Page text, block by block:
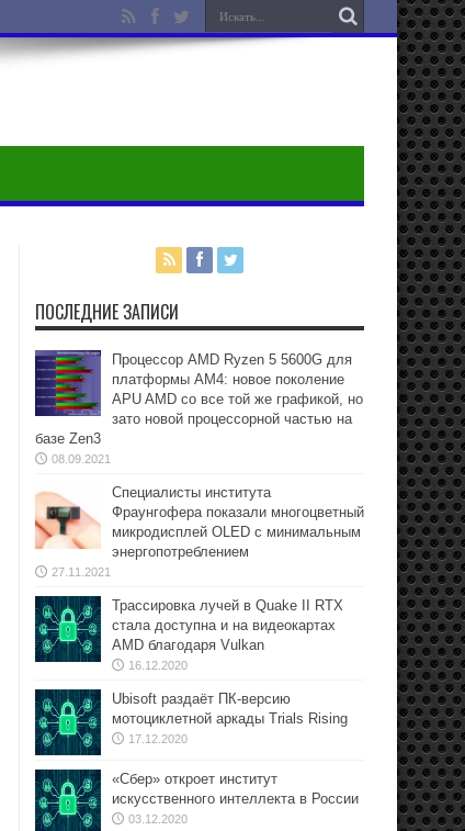
ПОСЛЕДНИЕ ЗАПИСИ
Процессор AMD Ryzen 5 5600G для
платформы АМ4: новое поколение
APU AMD со все той же графикой, но
зато новой процессорной частью на
базе Zen3
08.09.2021
Специалисты института
Фраунгофера показали многоцветный
микродисплей OLED с минимальным
энергопотреблением
27.11.2021
Трассировка лучей в Quake II RTX
стала доступна и на видеокартах
AMD благодаря Vulkan
16.12.2020
Ubisoft раздаёт ПК-версию
мотоциклетной аркады Trials Rising
17.12.2020
«Сбер» откроет институт
искусственного интеллекта в России
03.12.2020